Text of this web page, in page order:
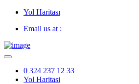
Yol Haritası
Email us at :
0 324 237 12 33
Yol Haritasi